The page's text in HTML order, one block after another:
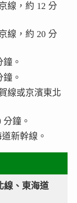
線，約 12 分
線，約 20 分
。
。
線或京濱東北
鐘。
新幹線。
線、東海道